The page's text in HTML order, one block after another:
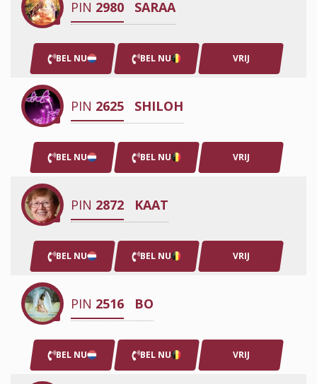
PIN 2980 SARAA
BEL NU BEL NU VRIJ
PIN 2625 SHILOH
BEL NU BEL NU VRIJ
PIN 2872 KAAT
BEL NU BEL NU VRIJ
PIN 2516 BO
BEL NU BEL NU VRIJ